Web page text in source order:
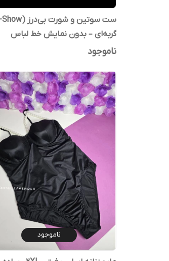
گربه‌ای – بدون نمایش خط لباس
ناموجود
ناموجود